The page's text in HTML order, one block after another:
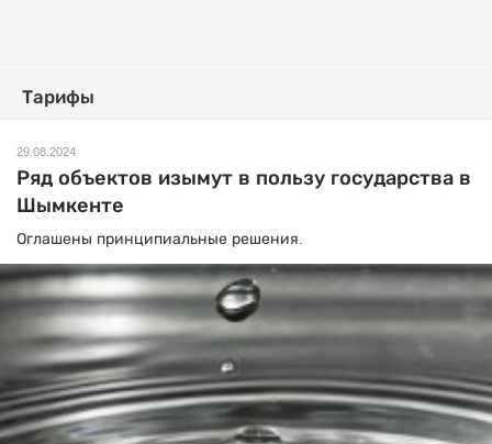
Тарифы
29.08.2024
Ряд объектов изымут в пользу государства в
Шымкенте
Оглашены принципиальные решения.